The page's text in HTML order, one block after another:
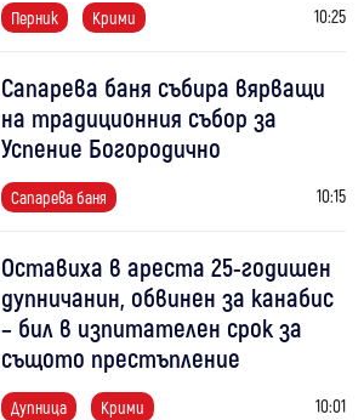
Перник Крими 10:25
Сапарева баня събира вярващи
на традиционния събор за
Успение Богородично
Сапарева баня 10:15
Оставиха в ареста 25-годишен
дупничанин, обвинен за канабис
– бил в изпитателен срок за
същото престъпление
Дупница Крими 10:01